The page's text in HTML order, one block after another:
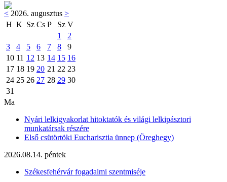
< 2026. augusztus >
H K Sz Cs P Sz V
1
2
3
4 5 6 7 8
9
10 11 12 13 14 15 16
17 18 19 20 21 22 23
24 25 26 27 28 29 30
31
Ma
Nyári lelkigyakorlat hitoktatók és világi lelkipásztori
munkatársak részére
Első csütörtöki Eucharisztia ünnep (Öreghegy)
2026.08.14. péntek
Székesfehérvár fogadalmi szentmiséje